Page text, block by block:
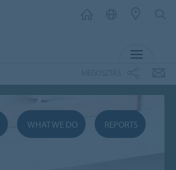
WHAT WE DO REPORTS